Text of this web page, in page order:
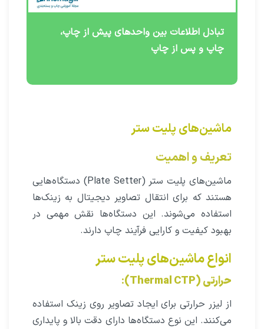
تبادل اطلاعات بین واحدهای پیش از چاپ،
چاپ و پس از چاپ
ماشین‌های پلیت ستر
تعریف و اهمیت
ماشین‌های پلیت ستر (Plate Setter) دستگاه‌هایی
هستند که برای انتقال تصاویر دیجیتال به زینک‌ها
استفاده می‌شوند. این دستگاه‌ها نقش مهمی در
بهبود کیفیت و کارایی فرآیند چاپ دارند.
انواع ماشین‌های پلیت ستر
حرارتی (Thermal CTP) :
از لیزر حرارتی برای ایجاد تصاویر روی زینک استفاده
می‌کنند. این نوع دستگاه‌ها دارای دقت بالا و پایداری